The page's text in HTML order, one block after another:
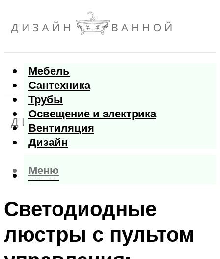
Мебель
Сантехника
Трубы
Освещение и электрика
Вентиляция
Дизайн
Меню
Меню
Светодиодные
люстры с пультом